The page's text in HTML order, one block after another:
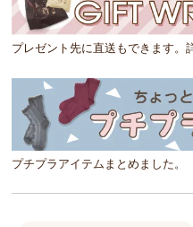
プレゼント先に直送もできます。
プチプラアイテムまとめました。